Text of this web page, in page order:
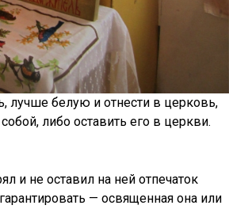
лучше белую и отнести в церковь,
либо оставить его в церкви.
и не оставил на ней отпечаток
— освященная она или